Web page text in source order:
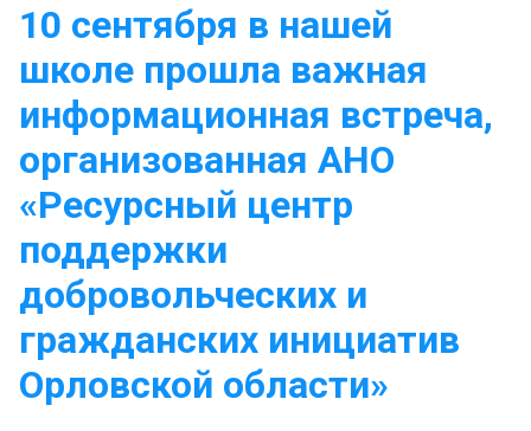
10 сентября в нашей
школе прошла важная
информационная встреча,
организованная АНО
«Ресурсный центр
поддержки
добровольческих и
гражданских инициатив
Орловской области»